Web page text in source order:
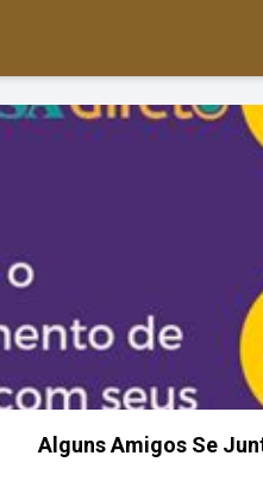
Alguns Amigos Se